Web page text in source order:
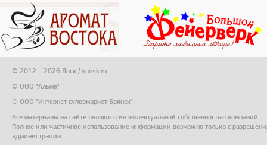
© 2012 – 2026 Янск / yansk.ru
© ООО "Альма"
© ООО "Интернет супермаркет Брянск"
Все материалы на сайте являются интеллектуальной собственностью компаний.
Полное или частичное использование информации возможно только с
администрации.